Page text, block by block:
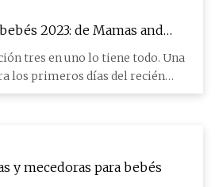
2023: de Mamas and
Chicco y más
tres en uno lo tiene todo. Una
los primeros días del recién
y mecedoras para bebés